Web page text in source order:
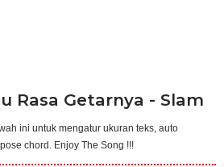
Rasa Getarnya - Slam
ini untuk mengatur ukuran teks, auto
chord. Enjoy The Song !!!